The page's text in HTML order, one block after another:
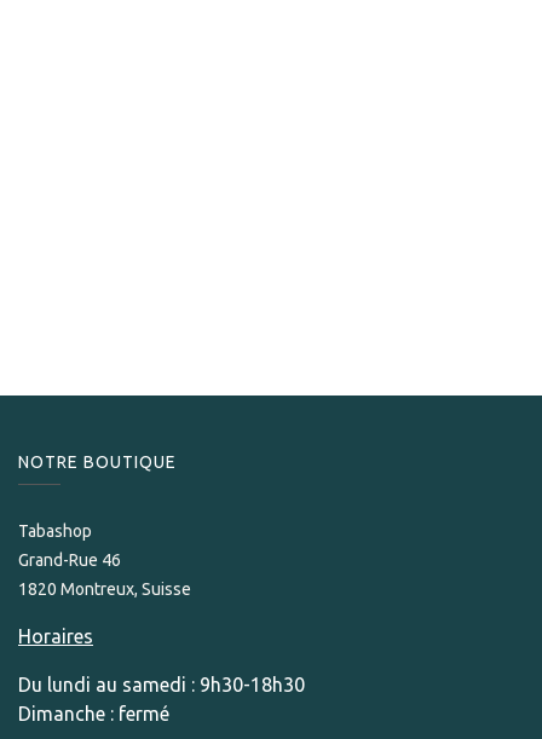
NOTRE BOUTIQUE
Tabashop
Grand-Rue 46
1820 Montreux, Suisse
Horaires
Du lundi au samedi : 9h30-18h30
Dimanche : fermé